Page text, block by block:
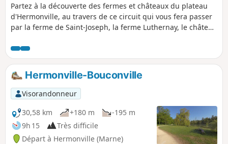
Partez à la découverte des fermes et châteaux du plateau
d'Hermonville, au travers de ce circuit qui vous fera passer
par la ferme de Saint-Joseph, la ferme Luthernay, le château
chemins et forêts.
Hermonville-Bouconville
Visorandonneur
30,58 km
+180 m
-195 m
9h 15
Très difficile
Départ à Hermonville (Marne)